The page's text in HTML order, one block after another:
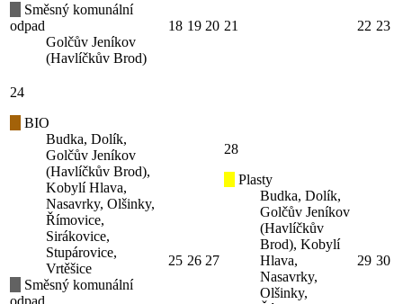
Směsný komunální
odpad
Golčův Jeníkov
(Havlíčkův Brod)
18 19 20 21 22 23
24
BIO
Budka, Dolík,
Golčův Jeníkov
(Havlíčkův Brod),
Kobylí Hlava,
Nasavrky, Olšinky,
Římovice,
Sirákovice,
Stupárovice,
Vrtěšice
Směsný komunální
odpad
25 26 27
28
Plasty
Budka, Dolík,
Golčův Jeníkov
(Havlíčkův
Brod), Kobylí
Hlava,
Nasavrky,
Olšinky,
29 30